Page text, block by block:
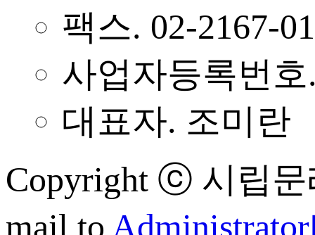
팩스. 02-2167-
사업자등록번호
대표자. 조미란
Copyright ⓒ 시립문
mail to Administrator